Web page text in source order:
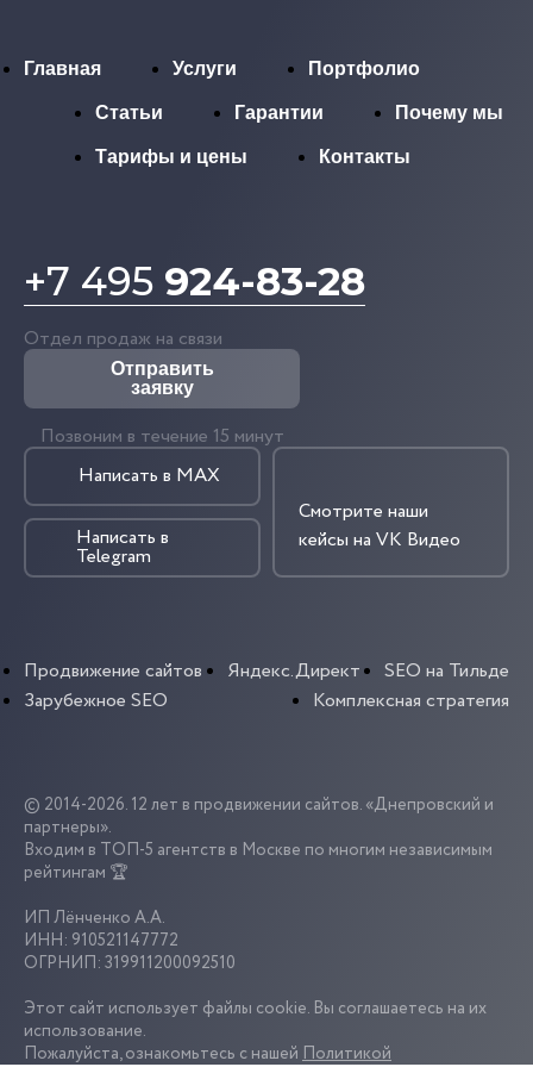
Главная Услуги Портфолио
Статьи Гарантии Почему мы
Тарифы и цены Контакты
+7 495 924-83-28
Отдел продаж на связи
Отправить
заявку
Позвоним в течение 15 минут
Написать в MAX
Написать в
Telegram
Смотрите наши
кейсы на VK Видео
Продвижение сайтов Яндекс.Директ
SEO на Тильде
Зарубежное SEO
Комплексная стратегия
© 2014-2026. 12 лет в продвижении сайтов. «Днепровский и
партнеры».
Входим в ТОП-5 агентств в Москве по многим независимым
рейтингам 🏆
ИП Лёнченко А.А.
ИНН: 910521147772
ОГРНИП: 319911200092510
Этот сайт использует файлы cookie. Вы соглашаетесь на их
использование.
Пожалуйста, ознакомьтесь с нашей Политикой